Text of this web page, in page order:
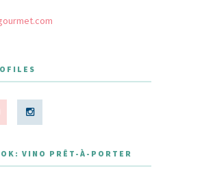
VINO PRÊT-À-PORTER